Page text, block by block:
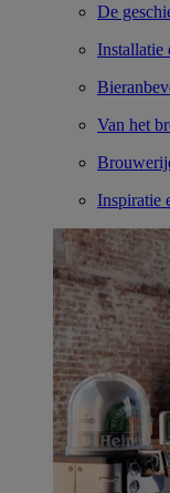
De
Installatie
Van het
Inspiratie